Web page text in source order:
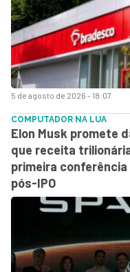
5 de agosto de 2026 - 18:07
COMPUTADOR NA LUA
Elon Musk promete
que receita
primeira
pós-IPO